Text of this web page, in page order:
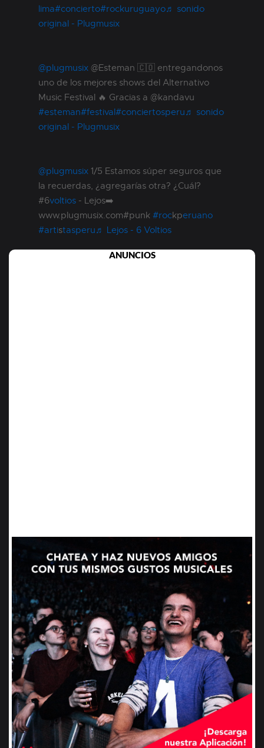
lima#concierto#rockuruguayo♬ sonido
original - Plugmusix
@plugmusix @Esteman 🇨🇴 entregandonos
uno de los mejores shows del Alternativo
Music Festival 🔥 Gracias a @kandavu
#esteman#festival#conciertosperu♬ sonido
original - Plugmusix
@plugmusix 1/5 Estamos súper seguros que
la recuerdas, ¿agregarías otra? ¿Cuál?
#6voltios - Lejos➡️
www.plugmusix.com#punk #rockperuano
#artistasperu♬ Lejos - 6 Voltios
ANUNCIOS